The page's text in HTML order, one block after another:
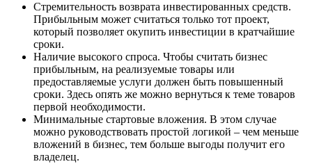
Стремительность возврата инвестированных средств.
Прибыльным может считаться только тот проект,
который позволяет окупить инвестиции в кратчайшие
сроки.
Наличие высокого спроса. Чтобы считать бизнес
прибыльным, на реализуемые товары или
предоставляемые услуги должен быть повышенный
сроки. Здесь опять же можно вернуться к теме товаров
первой необходимости.
Минимальные стартовые вложения. В этом случае
можно руководствовать простой логикой – чем меньше
вложений в бизнес, тем больше выгоды получит его
владелец.